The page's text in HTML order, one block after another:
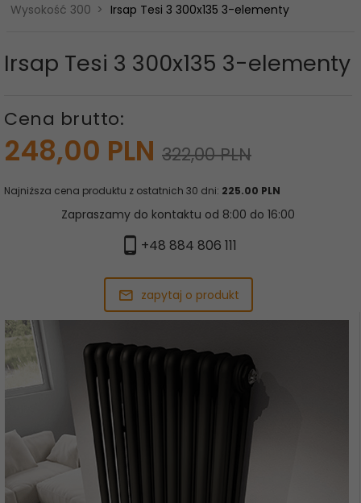
Wysokość 300
Irsap Tesi 3 300x135 3-elementy
Irsap Tesi 3 300x135 3-elementy
Cena brutto:
248,00 PLN 322,00 PLN
Najniższa cena produktu z ostatnich 30 dni: 225.00 PLN
Zapraszamy do kontaktu od 8:00 do 16:00
+48 884 806 111
zapytaj o produkt